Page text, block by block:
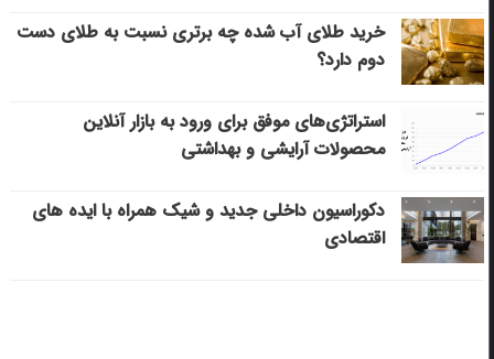
خرید طلای آب شده چه برتری نسبت به طلای دست
دوم دارد؟
استراتژی‌های موفق برای ورود به بازار آنلاین
محصولات آرایشی و بهداشتی
دکوراسیون داخلی جدید و شیک همراه با ایده های
اقتصادی